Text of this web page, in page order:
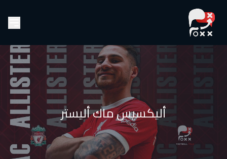
أليكسيس ماك أليستر